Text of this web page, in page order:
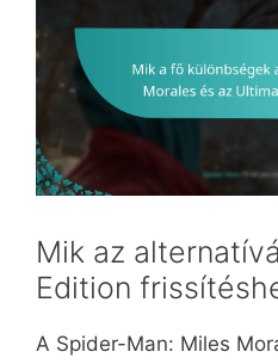
Mik az
Edition
A Spider-Man: Miles